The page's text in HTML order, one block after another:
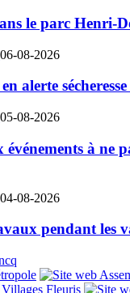
le parc Henri-
06-08-2026
alerte
05-08-2026
à ne
04-08-2026
pendant les